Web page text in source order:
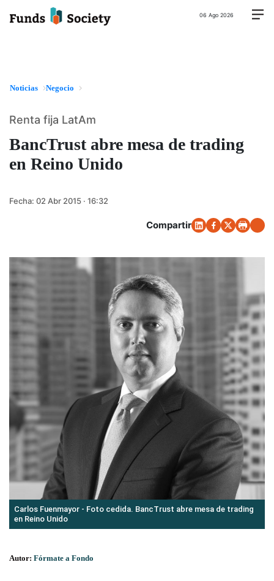
06 Ago 2026
Noticias Negocio
BancTrust abre mesa de trading
en Reino Unido
Renta fija LatAm
Fecha: 02 Abr 2015 · 16:32
Compartir
Carlos Fuenmayor - Foto cedida. BancTrust abre mesa de trading
en Reino Unido
Autor: Fórmate a Fondo